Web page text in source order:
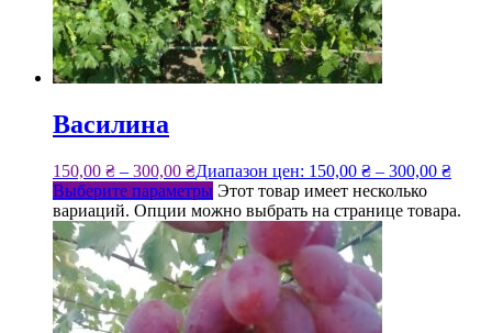
Василина
150,00 ₴ – 300,00 ₴Диапазон цен: 150,00 ₴ – 300,00 ₴
Выберите параметры Этот товар имеет несколько
вариаций. Опции можно выбрать на странице товара.